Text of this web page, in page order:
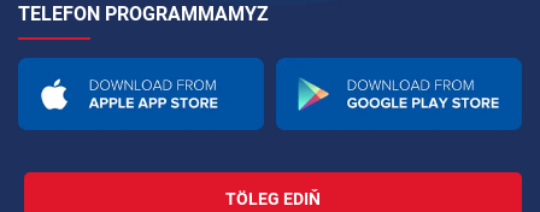
TELEFON PROGRAMMAMYZ
TÖLEG EDIŇ